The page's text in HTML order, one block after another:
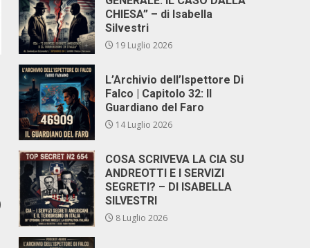
CHIESA” – di Isabella
Silvestri
19 Luglio 2026
L’Archivio dell’Ispettore Di
Falco | Capitolo 32: Il
Guardiano del Faro
14 Luglio 2026
COSA SCRIVEVA LA CIA SU
ANDREOTTI E I SERVIZI
SEGRETI? – DI ISABELLA
SILVESTRI
8 Luglio 2026